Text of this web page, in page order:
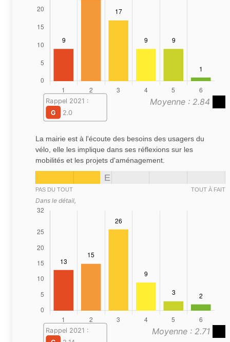
Moyenne : 2.84
Rappel 2021 :
G
2.0
La mairie est à l'écoute des besoins des usagers du
vélo, elle les implique dans ses réflexions sur les
mobilités et les projets d'aménagement.
E
PAS DU TOUT TOUT À FAIT
Dans le détail,
Moyenne : 2.71
Rappel 2021 :